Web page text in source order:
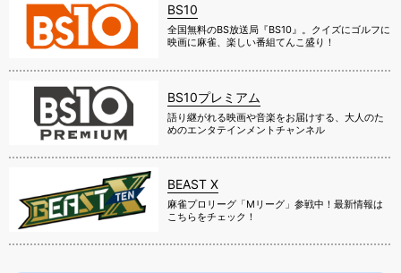
BS10
全国無料のBS放送局『BS10』。クイズにゴルフに
映画に麻雀、楽しい番組てんこ盛り！
BS10プレミアム
語り継がれる映画や音楽をお届けする、大人のた
めのエンタテインメントチャンネル
BEAST X
麻雀プロリーグ「Mリーグ」参戦中！最新情報は
こちらをチェック！